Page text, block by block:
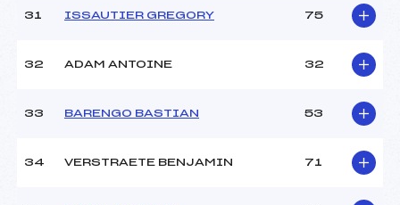
31 ISSAUTIER GREGORY 75
32 ADAM ANTOINE 32
33 BARENGO BASTIAN 53
34 VERSTRAETE BENJAMIN 71